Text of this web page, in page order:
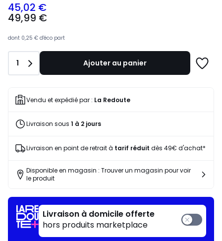
49,99
€
à
programme
pour
payer
place
45,02
45,02 €
49,99 €
dont 0,25 € d'éco part
Quantité
1 Ajouter au panier
Vendu et expédié par : La Redoute
Livraison sous 1 à 2 jours
Livraison en point de retrait à tarif réduit dès 49€ d'achat*
Disponible en magasin : Trouver un magasin pour voir
le produit
Livraison à domicile offerte
hors produits marketplace